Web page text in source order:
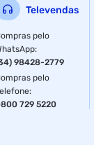
Televendas
pelo
:
98428-2779
pelo
:
729 5220